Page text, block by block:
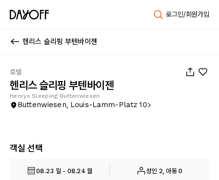
로그인/회원가입
헨리스 슬리핑 부텐바이젠
호텔
헨리스 슬리핑 부텐바이젠
Henrys Sleeping Buttenwiesen
Buttenwiesen, Louis-Lamm-Platz 10
객실 선택
08.23 일 - 08.24 월 성인 2, 아동 0